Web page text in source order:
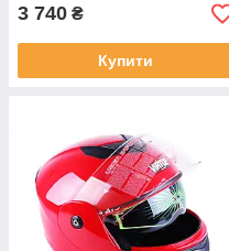
3 740 ₴
Купити